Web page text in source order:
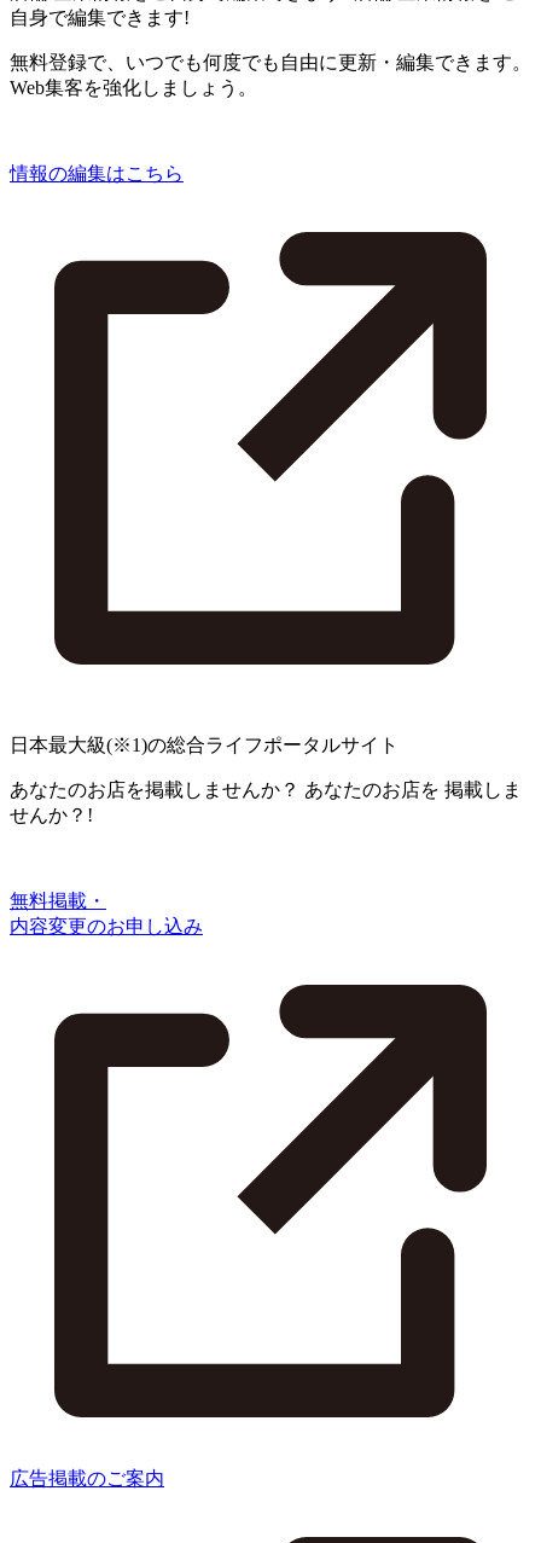
自身で編集できます!
無料登録で、いつでも何度でも自由に更新・編集できます。
Web集客を強化しましょう。
情報の編集はこちら
日本最大級(※1)の総合ライフポータルサイト
あなたのお店を掲載しませんか？ あなたのお店を 掲載しま
せんか？!
無料掲載・
内容変更のお申し込み
広告掲載のご案内